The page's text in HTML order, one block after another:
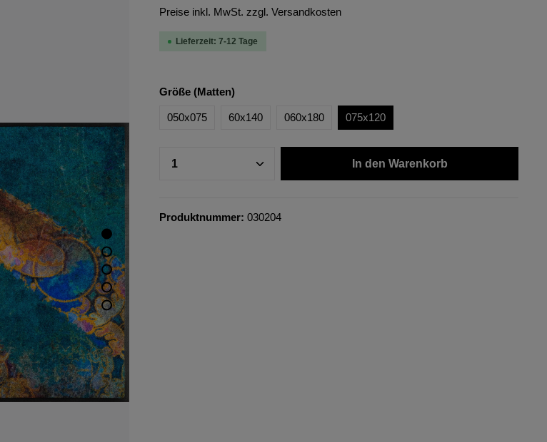
Preise inkl. MwSt. zzgl. Versandkosten
Lieferzeit: 7-12 Tage
Größe (Matten)
050x075 60x140 060x180 075x120
In den Warenkorb
Produktnummer: 030204